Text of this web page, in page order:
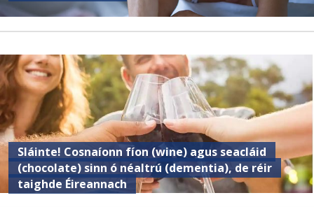
Sláinte! Cosnaíonn fíon (wine) agus seacláid
(chocolate) sinn ó néaltrú (dementia), de réir
taighde Éireannach